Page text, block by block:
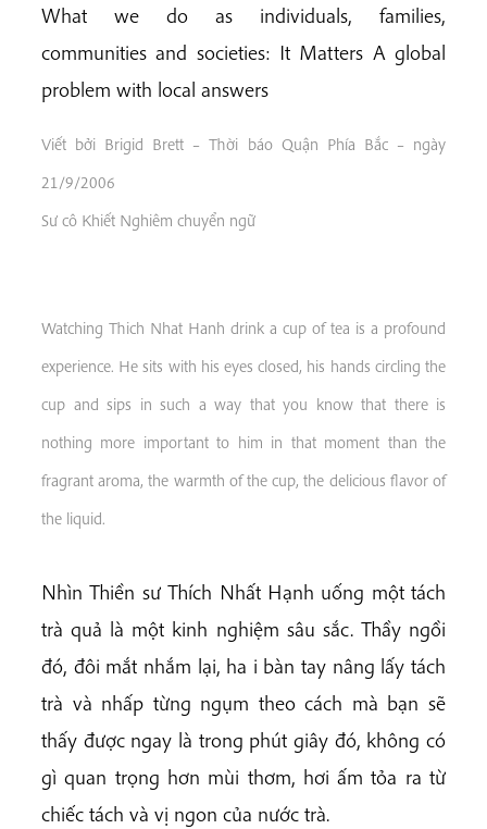
What we do as individuals, families,
communities and societies: It Matters A global
problem with local answers
Viết bởi Brigid Brett – Thời báo Quận Phía Bắc – ngày
21/9/2006
Sư cô Khiết Nghiêm chuyển ngữ
Watching Thich Nhat Hanh drink a cup of tea is a profound
experience. He sits with his eyes closed, his hands circling the
cup and sips in such a way that you know that there is
nothing more important to him in that moment than the
fragrant aroma, the warmth of the cup, the delicious flavor of
the liquid.
Nhìn Thiền sư Thích Nhất Hạnh uống một tách
trà quả là một kinh nghiệm sâu sắc. Thầy ngồi
đó, đôi mắt nhắm lại, ha i bàn tay nâng lấy tách
trà và nhấp từng ngụm theo cách mà bạn sẽ
thấy được ngay là trong phút giây đó, không có
gì quan trọng hơn mùi thơm, hơi ấm tỏa ra từ
chiếc tách và vị ngon của nước trà.